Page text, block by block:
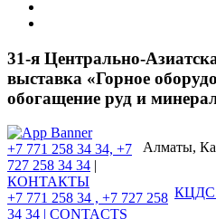
31-я Центрально-
выставка «Горное
обогащение руд и
Алматы,
КЦДС
+7 771 258 34 34, +7
727 258 34 34 |
КОНТАКТЫ
+7 771 258 34 , +7 727 258
34 34 | CONTACTS